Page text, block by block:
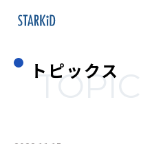
トピックス
TOPICS